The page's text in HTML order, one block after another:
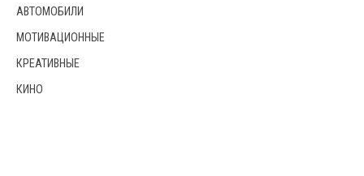
АВТОМОБИЛИ
МОТИВАЦИОННЫЕ
КРЕАТИВНЫЕ
КИНО